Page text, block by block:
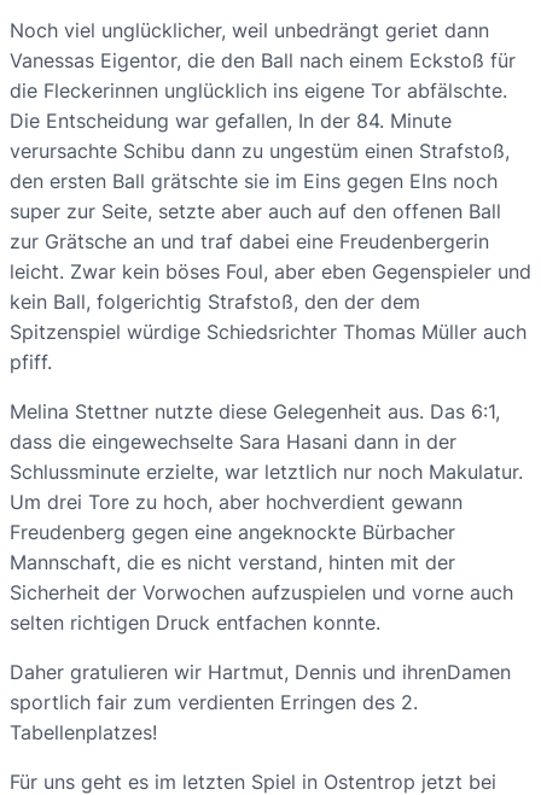
Noch viel unglücklicher, weil unbedrängt geriet dann
Vanessas Eigentor, die den Ball nach einem Eckstoß für
die Fleckerinnen unglücklich ins eigene Tor abfälschte.
Die Entscheidung war gefallen, In der 84. Minute
verursachte Schibu dann zu ungestüm einen Strafstoß,
den ersten Ball grätschte sie im Eins gegen EIns noch
super zur Seite, setzte aber auch auf den offenen Ball
zur Grätsche an und traf dabei eine Freudenbergerin
leicht. Zwar kein böses Foul, aber eben Gegenspieler und
kein Ball, folgerichtig Strafstoß, den der dem
Spitzenspiel würdige Schiedsrichter Thomas Müller auch
pfiff.
Melina Stettner nutzte diese Gelegenheit aus. Das 6:1,
dass die eingewechselte Sara Hasani dann in der
Schlussminute erzielte, war letztlich nur noch Makulatur.
Um drei Tore zu hoch, aber hochverdient gewann
Freudenberg gegen eine angeknockte Bürbacher
Mannschaft, die es nicht verstand, hinten mit der
Sicherheit der Vorwochen aufzuspielen und vorne auch
selten richtigen Druck entfachen konnte.
Daher gratulieren wir Hartmut, Dennis und ihrenDamen
sportlich fair zum verdienten Erringen des 2.
Tabellenplatzes!
Für uns geht es im letzten Spiel in Ostentrop jetzt bei